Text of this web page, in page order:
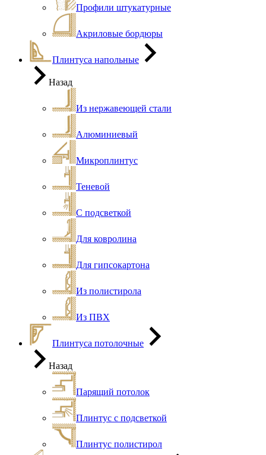
Профили штукатурные
Акриловые бордюры
Плинтуса напольные
Назад
Из нержавеющей стали
Алюминиевый
Микроплинтус
Теневой
С подсветкой
Для ковролина
Для гипсокартона
Из полистирола
Из ПВХ
Плинтуса потолочные
Назад
Парящий потолок
Плинтус с подсветкой
Плинтус полистирол